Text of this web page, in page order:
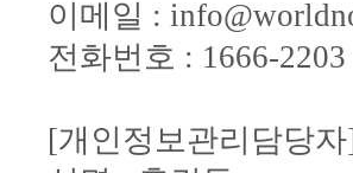
이메일 :
전화번호 : 1666-2203
[개인정보관리담당자